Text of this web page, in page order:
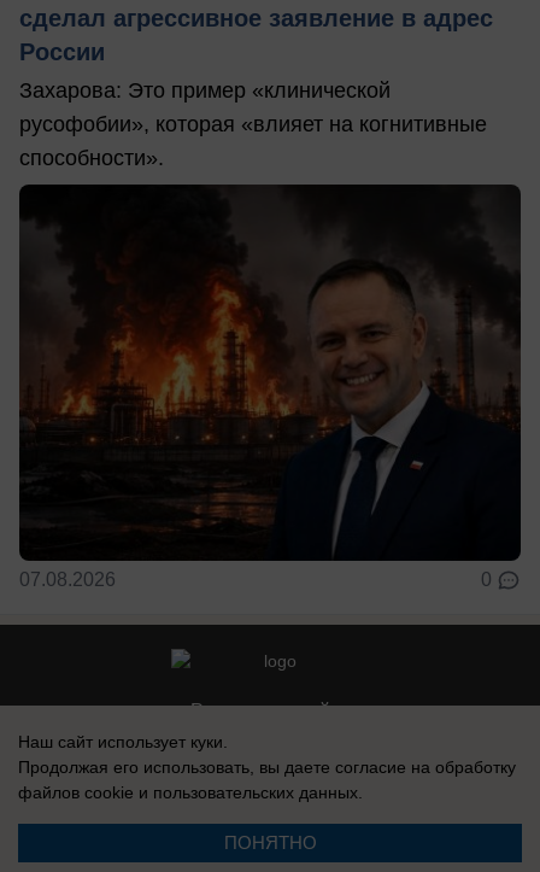
сделал агрессивное заявление в адрес
России
Захарова: Это пример «клинической
русофобии», которая «влияет на когнитивные
способности».
07.08.2026 0
Реклама на сайте
Наш сайт использует куки.
Продолжая его использовать, вы даете согласие на обработку
файлов cookie и пользовательских данных.
ПОНЯТНО